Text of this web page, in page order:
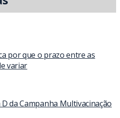
por que o prazo entre as
variar
da Campanha Multivacinação